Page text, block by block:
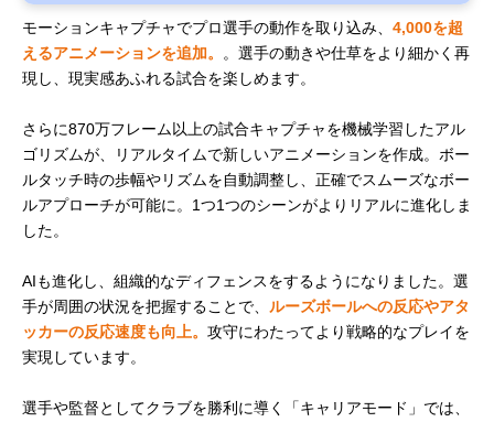
モーションキャプチャでプロ選手の動作を取り込み、 4,000を超
えるアニメーションを追加。
。選手の動きや仕草をより細かく再
現し、現実感あふれる試合を楽しめます。
さらに870万フレーム以上の試合キャプチャを機械学習したアル
ゴリズムが、リアルタイムで新しいアニメーションを作成。ボー
ルタッチ時の歩幅やリズムを自動調整し、正確でスムーズなボー
ルアプローチが可能に。1つ1つのシーンがよりリアルに進化しま
した。
AIも進化し、組織的なディフェンスをするようになりました。選
手が周囲の状況を把握することで、 ルーズボールへの反応やアタ
ッカーの反応速度も向上。 攻守にわたってより戦略的なプレイを
実現しています。
選手や監督としてクラブを勝利に導く「キャリアモード」では、